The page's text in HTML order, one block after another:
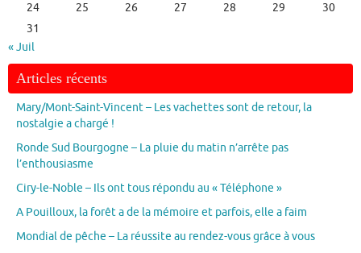
24
25 26 27 28 29
30
31
« Juil
Articles récents
Mary/Mont-Saint-Vincent – Les vachettes sont de retour, la
nostalgie a chargé !
Ronde Sud Bourgogne – La pluie du matin n’arrête pas
l’enthousiasme
Ciry-le-Noble – Ils ont tous répondu au « Téléphone »
A Pouilloux, la forêt a de la mémoire et parfois, elle a faim
Mondial de pêche – La réussite au rendez-vous grâce à vous